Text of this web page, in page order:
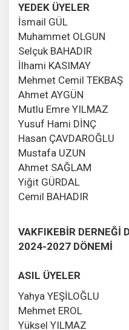
YEDEK ÜYELER
İsmail GÜL
Muhammet OLGUN
Selçuk BAHADIR
İlhami KASIMAY
Mehmet Cemil TEKBAŞ
Ahmet AYGÜN
Mutlu Emre YILMAZ
Yusuf Hami DİNÇ
Hasan ÇAVDAROĞLU
Mustafa UZUN
Ahmet SAĞLAM
Yiğit GÜRDAL
Cemil BAHADIR
VAKFIKEBİR DERNEĞİ
2024-2027 DÖNEMİ
ASIL ÜYELER
Yahya YEŞİLOĞLU
Mehmet EROL
Yüksel YILMAZ